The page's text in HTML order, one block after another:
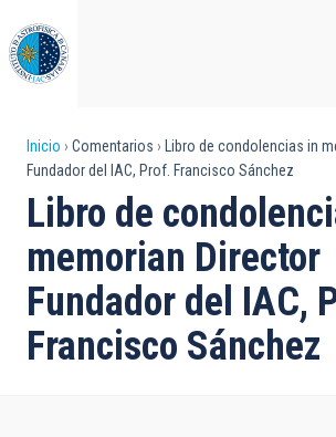
al
contenido
principal
Sobrescribir
enlaces
de
ayuda
a
la
Inicio Comentarios
Libro de condolencias in
Fundador del IAC, Prof. Francisco Sánchez
Libro de
memorian Director
Fundador del IAC,
Francisco Sánchez